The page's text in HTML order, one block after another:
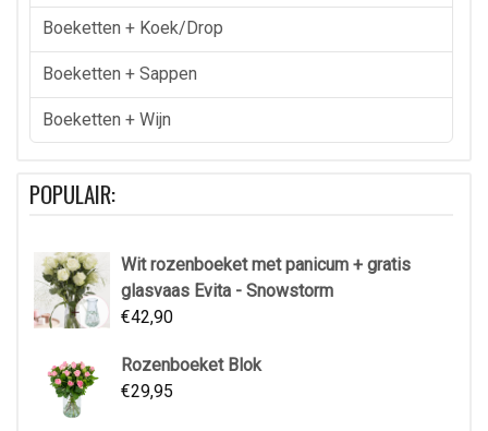
Boeketten + Koek/drop
Boeketten + Sappen
Boeketten + Wijn
POPULAIR:
Wit rozenboeket met panicum + gratis
glasvaas Evita - Snowstorm
€42,90
Rozenboeket Blok
€29,95